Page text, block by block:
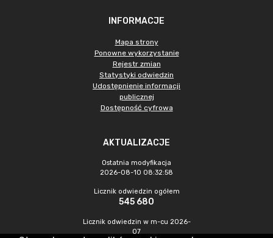
INFORMACJE
Mapa strony
Ponowne wykorzystanie
Rejestr zmian
Statystyki odwiedzin
Udostępnienie informacji
publicznej
Dostępność cyfrowa
AKTUALIZACJE
Ostatnia modyfikacja
2026-08-10 08:32:58
Licznik odwiedzin ogółem
545 680
Licznik odwiedzin w m-cu 2026-
07